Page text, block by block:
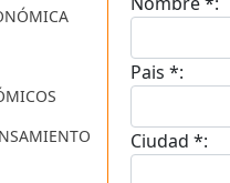
Pais *:
Ciudad *: